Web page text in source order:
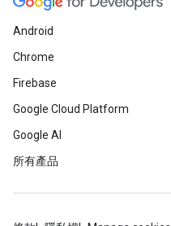
Android
Chrome
Firebase
Google Cloud Platform
Google AI
所有產品